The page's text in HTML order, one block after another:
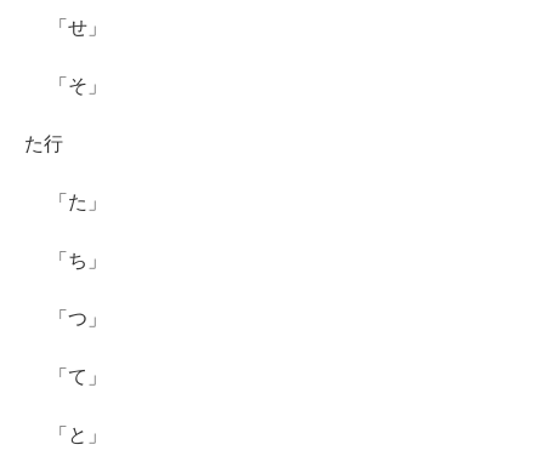
「せ」
「そ」
た行
「た」
「ち」
「つ」
「て」
「と」